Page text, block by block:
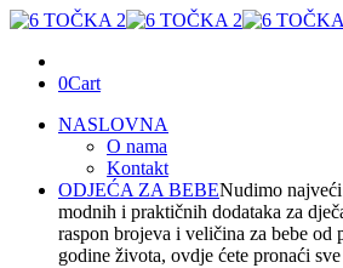
0Cart
NASLOVNA
O nama
Kontakt
ODJEĆA ZA BEBENudimo
modnih i praktičnih dodataka za
raspon brojeva i veličina za bebe od
godine života, ovdje ćete pronaći